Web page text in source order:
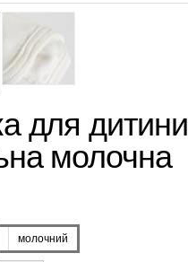
для дитини
молочна
молочний